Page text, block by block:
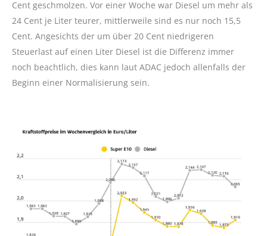
Cent geschmolzen. Vor einer Woche war Diesel um mehr als
24 Cent je Liter teurer, mittlerweile sind es nur noch 15,5
Cent. Angesichts der um über 20 Cent niedrigeren
Steuerlast auf einen Liter Diesel ist die Differenz immer
noch beachtlich, dies kann laut ADAC jedoch allenfalls der
Beginn einer Normalisierung sein.